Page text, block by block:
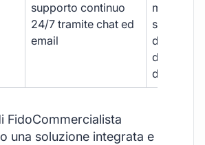
supporto continuo
24/7 tramite chat ed
email
manuale,
supporto
durante
d’ufficio.
FidoCommercialista
una soluzione integrata e